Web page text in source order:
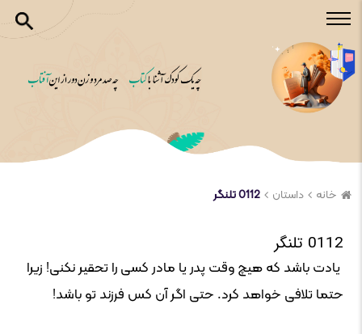
خانه داستان 0112 تلنگر
0112 تلنگر
یادت باشد که هیچ وقت پدر یا مادر کسی را تحقیر نکنی! زیرا
حتما تلافی خواهد کرد. حتی اگر آن کس فرزند تو باشد!